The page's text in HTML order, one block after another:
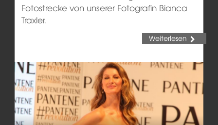
Fotostrecke von unserer Fotografin Bianca
Traxler.
Weiterlesen